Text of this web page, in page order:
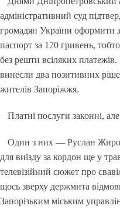
адміністративний суд
громадян України оформити
паспорт за 170 гривень,
без решти всіляких
винесли два позитивних
жителів Запоріжжя.
Платні послуги законні, але
Один з них — Руслан
для виїзду за кордон ще у
телевізійний сюжет про
щось зверху держмита
Запорізьким міським